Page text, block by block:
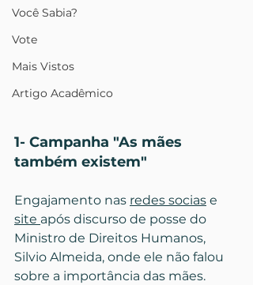
Você Sabia?
Vote
Mais Vistos
Artigo Acadêmico
1- Campanha "As mães
também existem"
Engajamento nas redes socias e
site após discurso de posse do
Ministro de Direitos Humanos,
Silvio Almeida, onde ele não falou
sobre a importância das mães.